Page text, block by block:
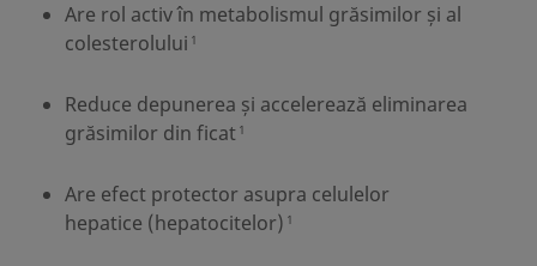
Are rol activ în metabolismul grăsimilor și al
colesterolului 1
Reduce depunerea și accelerează eliminarea
grăsimilor din ficat 1
Are efect protector asupra celulelor
hepatice (hepatocitelor) 1